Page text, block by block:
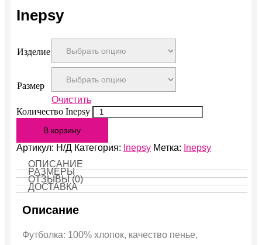
Inepsy
Изделие
Размер
Очистить
Количество Inepsy
В корзину
Артикул: Н/Д Категория: Inepsy Метка: Inepsy
ОПИСАНИЕ
РАЗМЕРЫ
ОТЗЫВЫ (0)
ДОСТАВКА
Описание
Футболка: 100% хлопок, качество пенье,